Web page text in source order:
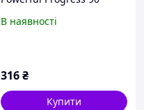
В наявності
316₴
Купити